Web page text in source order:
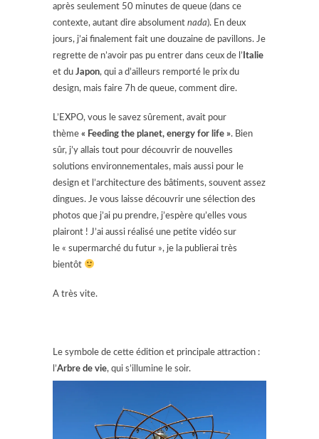
après seulement 50 minutes de queue (dans ce
contexte, autant dire absolument nada). En deux
jours, j’ai finalement fait une douzaine de pavillons. Je
regrette de n’avoir pas pu entrer dans ceux de l’ Italie
et du Japon, qui a d’ailleurs remporté le prix du
design, mais faire 7h de queue, comment dire.
L’EXPO, vous le savez sûrement, avait pour
thème « Feeding the planet, energy for life ». Bien
sûr, j’y allais tout pour découvrir de nouvelles
solutions environnementales, mais aussi pour le
design et l’architecture des bâtiments, souvent assez
dingues. Je vous laisse découvrir une sélection des
photos que j’ai pu prendre, j’espère qu’elles vous
plairont ! J’ai aussi réalisé une petite vidéo sur
le « supermarché du futur », je la publierai très
bientôt
A très vite.
Le symbole de cette édition et principale attraction :
l’Arbre de vie, qui s’illumine le soir.